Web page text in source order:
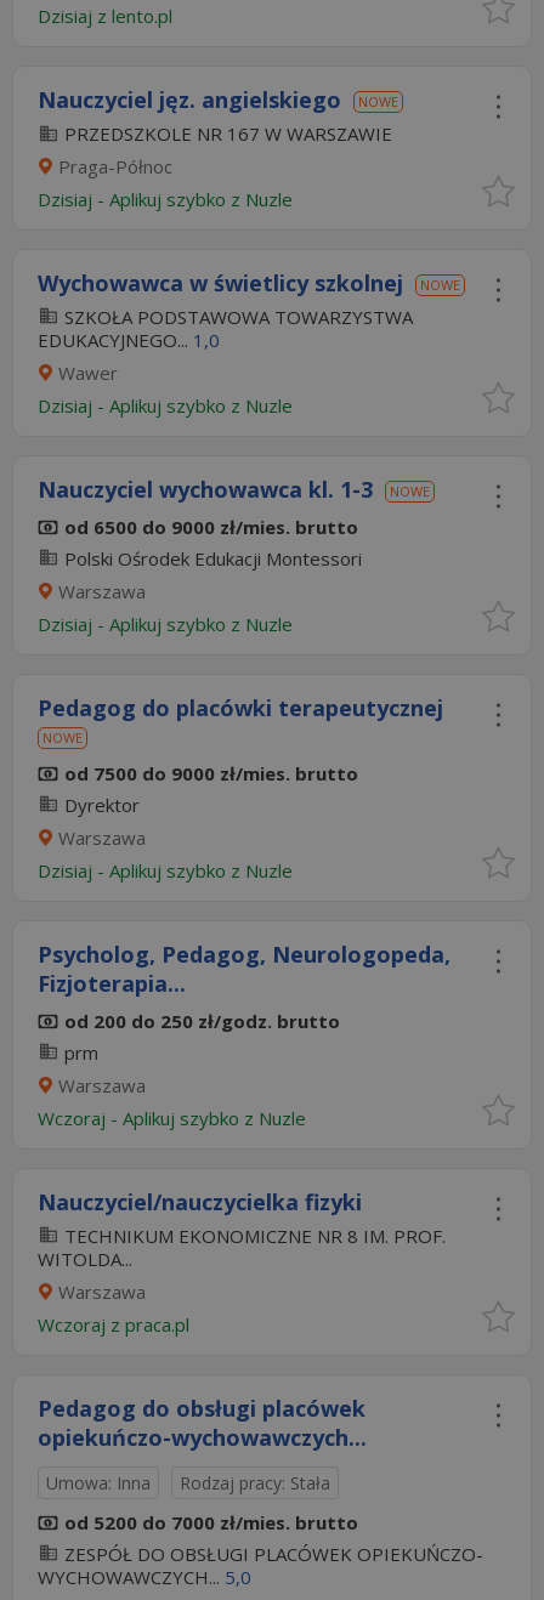
Dzisiaj z lento.pl
Nauczyciel jęz. angielskiego NOWE
PRZEDSZKOLE NR 167 W WARSZAWIE
Praga-Północ
Dzisiaj - Aplikuj szybko z Nuzle
Wychowawca w świetlicy szkolnej NOWE
SZKOŁA PODSTAWOWA TOWARZYSTWA
EDUKACYJNEGO... 1,0
Wawer
Dzisiaj - Aplikuj szybko z Nuzle
Nauczyciel wychowawca kl. 1-3 NOWE
od 6500 do 9000 zł/mies. brutto
Polski Ośrodek Edukacji Montessori
Warszawa
Dzisiaj - Aplikuj szybko z Nuzle
Pedagog do placówki terapeutycznej
NOWE
od 7500 do 9000 zł/mies. brutto
Dyrektor
Warszawa
Dzisiaj - Aplikuj szybko z Nuzle
Psycholog, Pedagog, Neurologopeda,
Fizjoterapia...
od 200 do 250 zł/godz. brutto
prm
Warszawa
Wczoraj - Aplikuj szybko z Nuzle
Nauczyciel/nauczycielka fizyki
TECHNIKUM EKONOMICZNE NR 8 IM. PROF.
WITOLDA...
Warszawa
Wczoraj z praca.pl
Pedagog do obsługi placówek
opiekuńczo-wychowawczych...
Umowa: Inna Rodzaj pracy: Stała
od 5200 do 7000 zł/mies. brutto
ZESPÓŁ DO OBSŁUGI PLACÓWEK OPIEKUŃCZO-
WYCHOWAWCZYCH... 5,0